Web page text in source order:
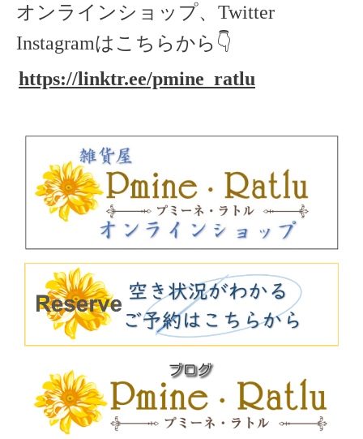
オンラインショップ、Twitter
Instagramはこちらから👇
https://linktr.ee/pmine_ratlu